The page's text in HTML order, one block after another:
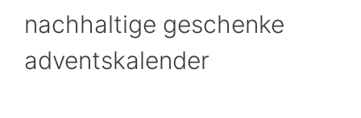
nachhaltige geschenke
adventskalender